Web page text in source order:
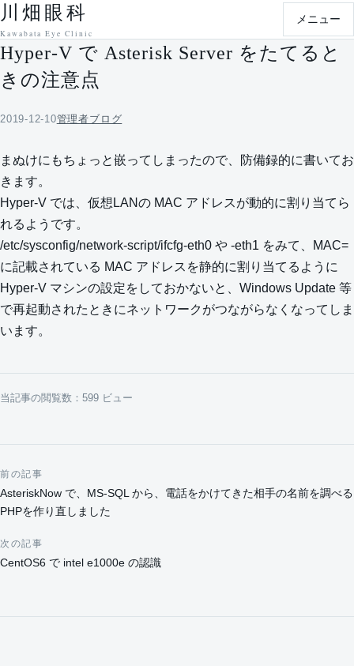
本文へ移動
川畑眼科
Kawabata Eye Clinic
メニュー
Hyper-V で Asterisk Server をたてると
きの注意点
2019-12-10管理者ブログ
まぬけにもちょっと嵌ってしまったので、防備録的に書いてお
きます。
Hyper-V では、仮想LANの MAC アドレスが動的に割り当てら
れるようです。
/etc/sysconfig/network-script/ifcfg-eth0 や -eth1 をみて、MAC=
に記載されている MAC アドレスを静的に割り当てるように
Hyper-V マシンの設定をしておかないと、Windows Update 等
で再起動されたときにネットワークがつながらなくなってしま
います。
当記事の閲覧数：599 ビュー
投稿ナビゲーション
前の記事
AsteriskNow で、MS-SQL から、電話をかけてきた相手の名前を調べる
PHPを作り直しました
次の記事
CentOS6 で intel e1000e の認識